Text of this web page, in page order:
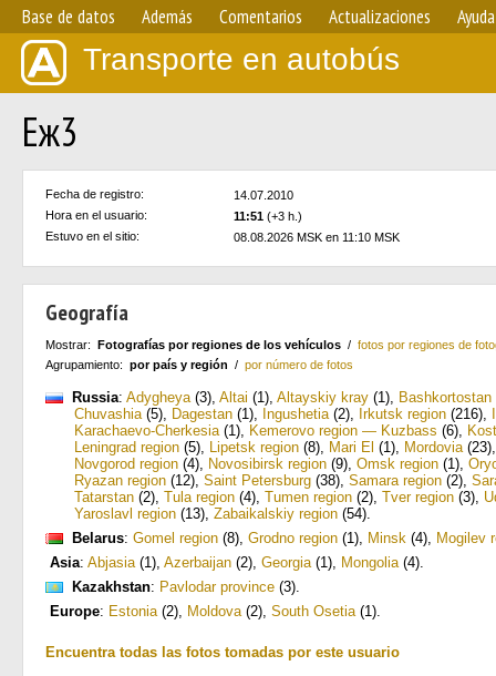
Base de datos Además Comentarios Actualizaciones Ayuda
Transporte en autobús
Еж3
Fecha de registro:
14.07.2010
Hora en el usuario:
11:51 (+3 h.)
Estuvo en el sitio:
08.08.2026 MSK en 11:10 MSK
Geografía
Mostrar: Fotografías por regiones de los vehículos / fotos por regiones de
Agrupamiento: por país y región / por número de fotos
Russia: Adygheya(3), Altai (1), Altayskiy kray (1), Bashkortostan
Chuvashia(5), Dagestan (1), Ingushetia(2), Irkutsk region (216),
Karachaevo-Cherkesia(1), Kemerovo region — Kuzbass (6),
Leningrad region (5), Lipetsk region (8), Mari El (1), Mordovia(23)
Novgorod region (4), Novosibirsk region (9), Omsk region (1),
Ryazan region (12), Saint Petersburg (38), Samara region (2),
Tatarstan (2), Tula region (4), Tumen region (2), Tver region (3),
Yaroslavl region (13), Zabaikalskiy region (54).
Belarus: Gomel region (8), Grodno region (1), Minsk (4), Mogilev
Asia: Abjasia(1), Azerbaijan (2), Georgia(1), Mongolia(4).
Kazakhstan: Pavlodar province (3).
Europe: Estonia(2), Moldova(2), South Osetia(1).
Encuentra todas las fotos tomadas por este usuario